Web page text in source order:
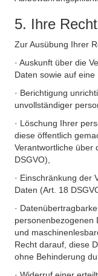
5. Ihre
Zur Ausübung Ihrer
· Auskunft über die
Daten sowie auf eine
· Berichtigung
unvollständiger
· Löschung Ihrer
diese öffentlich
Verantwortliche über
DSGVO),
· Einschränkung der
Daten (Art. 18
·
personenbezogenen
und
Recht darauf, diese
ohne Behinderung